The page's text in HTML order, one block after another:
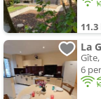
Gîte,
6